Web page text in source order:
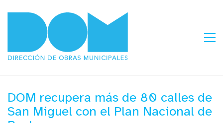
DOM recupera más de 80 calles de
San Miguel con el Plan Nacional de